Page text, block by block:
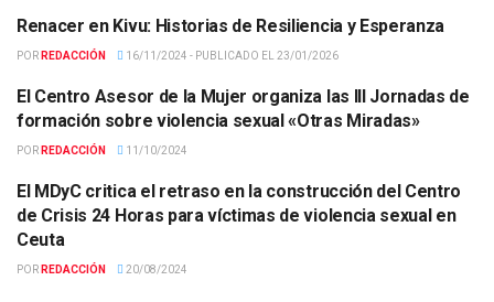
ACTUALIDAD
Renacer en Kivu: Historias de Resiliencia y Esperanza
POR REDACCIÓN 16/11/2024 - PUBLICADO EL 23/01/2026
ACTUALIDAD
El Centro Asesor de la Mujer organiza las III Jornadas de
formación sobre violencia sexual «Otras Miradas»
POR REDACCIÓN 11/10/2024
ACTUALIDAD
El MDyC critica el retraso en la construcción del Centro
de Crisis 24 Horas para víctimas de violencia sexual en
Ceuta
POR REDACCIÓN 20/08/2024